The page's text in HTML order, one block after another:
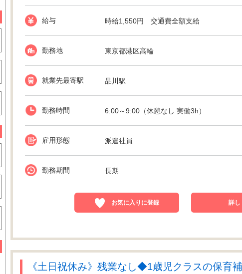
給与 時給1,550円 交通費全額支給
勤務地 東京都港区高輪
就業先最寄駅 品川駅
勤務時間 6:00～9:00（休憩なし 実働3h）
雇用形態 派遣社員
勤務期間 長期
お気に入りに登録 詳し
《土日祝休み》残業なし◆1歳児クラスの保育